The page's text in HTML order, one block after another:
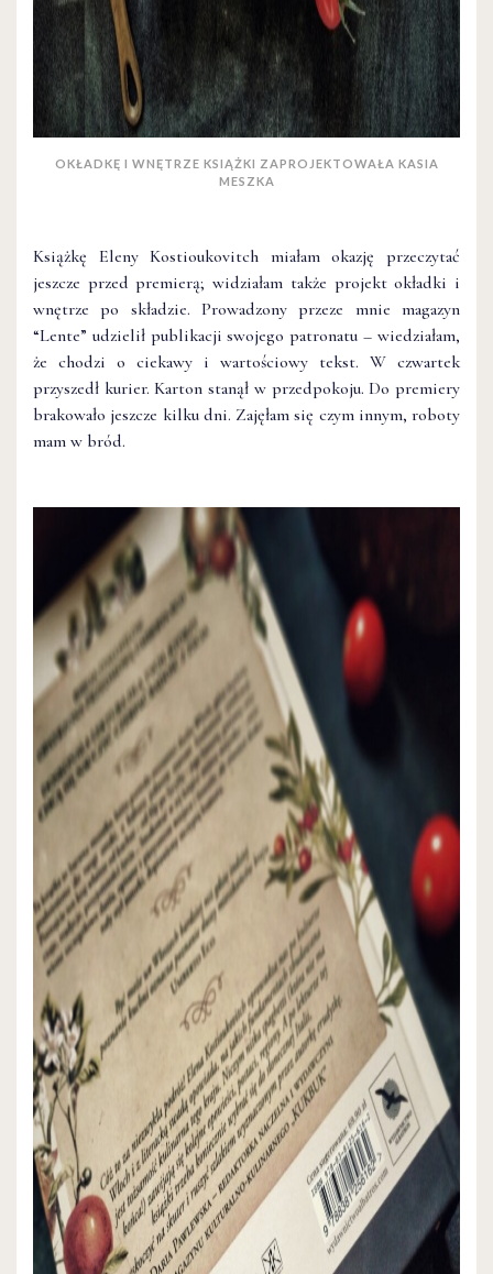
OKŁADKĘ I WNĘTRZE KSIĄŻKI ZAPROJEKTOWAŁA KASIA
MESZKA
Książkę Eleny Kostioukovitch miałam okazję przeczytać
jeszcze przed premierą; widziałam także projekt okładki i
wnętrze po składzie. Prowadzony przeze mnie magazyn
“Lente” udzielił publikacji swojego patronatu – wiedziałam,
że chodzi o ciekawy i wartościowy tekst. W czwartek
przyszedł kurier. Karton stanął w przedpokoju. Do premiery
brakowało jeszcze kilku dni. Zajęłam się czym innym, roboty
mam w bród.